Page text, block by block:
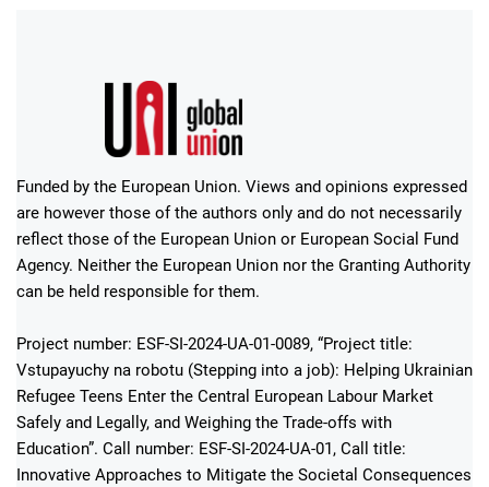
Funded by the European Union. Views and opinions expressed
are however those of the authors only and do not necessarily
reflect those of the European Union or European Social Fund
Agency. Neither the European Union nor the Granting Authority
can be held responsible for them.
Project number: ESF-SI-2024-UA-01-0089, “Project title:
Vstupayuchy na robotu (Stepping into a job): Helping Ukrainian
Refugee Teens Enter the Central European Labour Market
Safely and Legally, and Weighing the Trade-offs with
Education”. Call number: ESF-SI-2024-UA-01, Call title:
Innovative Approaches to Mitigate the Societal Consequences